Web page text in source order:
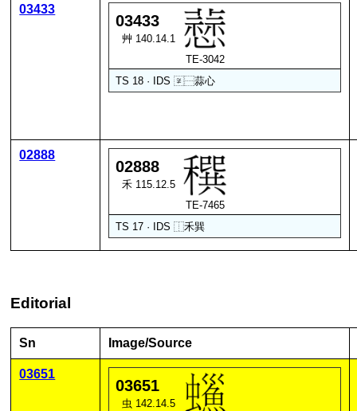
03433
03433
艸 140.14.1
TE-3042
TS 18 · IDS〾⿱蒜心
02888
02888
禾 115.12.5
TE-7465
TS 17 · IDS⿰禾巽
Editorial
Sn Image/Source
03651
03651
虫 142.14.5